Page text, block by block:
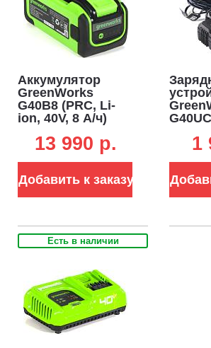
Аккумулятор
GreenWorks
G40B8 (PRC, Li-
ion, 40V, 8 А/ч)
13 990 p.
Добавить к заказу
40В1
Есть в наличии